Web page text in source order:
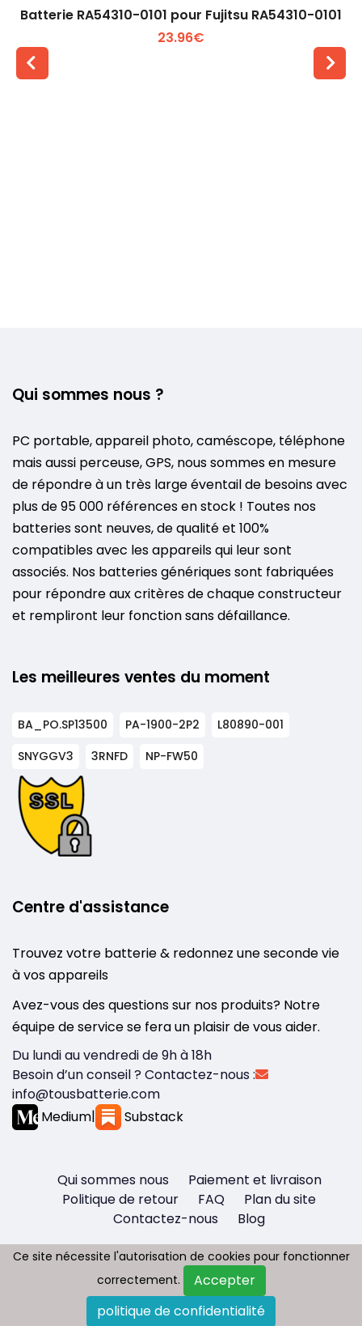
Batterie RA54310-0101 pour Fujitsu RA54310-0101
23.96€
Qui sommes nous ?
PC portable, appareil photo, caméscope, téléphone
mais aussi perceuse, GPS, nous sommes en mesure
de répondre à un très large éventail de besoins avec
plus de 95 000 références en stock ! Toutes nos
batteries sont neuves, de qualité et 100%
compatibles avec les appareils qui leur sont
associés. Nos batteries génériques sont fabriquées
pour répondre aux critères de chaque constructeur
et rempliront leur fonction sans défaillance.
Les meilleures ventes du moment
BA_PO.SP13500 PA-1900-2P2
L80890-001
SNYGGV3
3RNFD NP-FW50
Centre d'assistance
Trouvez votre batterie & redonnez une seconde vie
à vos appareils
Avez-vous des questions sur nos produits? Notre
équipe de service se fera un plaisir de vous aider.
Du lundi au vendredi de 9h à 18h
Besoin d’un conseil ? Contactez-nous :
info@tousbatterie.com
Medium| Substack
Qui sommes nous
Paiement et livraison
Politique de retour
FAQ
Plan du site
Contactez-nous
Blog
Copyright © 2026 - Tous droit réservés
Tousbatterie.com
Ce site nécessite l'autorisation de cookies pour fonctionner
correctement.
Accepter
politique de confidentialité
Ce site nécessite l'autorisation de cookies pour fonctionner
correctement.
Accepter
politique de confidentialité